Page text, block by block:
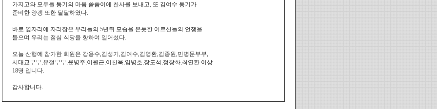
가지고와 모두들 동기의 마음 씀씀이에 찬사를 보내고, 또 김여수 동기가
준비한 양갱 또한 달달하였다.
바로 옆자리에 자리잡은 우리들의 5년뒤 모습을 본듯한 어르신들의 언쟁을
들으며 우리는 점심 식당을 향하여 일어섰다.
오늘 산행에 참가한 회원은 강용수,김성기,김여수,김영환,김종원,민병문부부,
서대교부부,유철부부,윤병주,이원근,이찬욱,임병호,장도석,정창화,최연환 이상
18명 입니다.
감사합니다.